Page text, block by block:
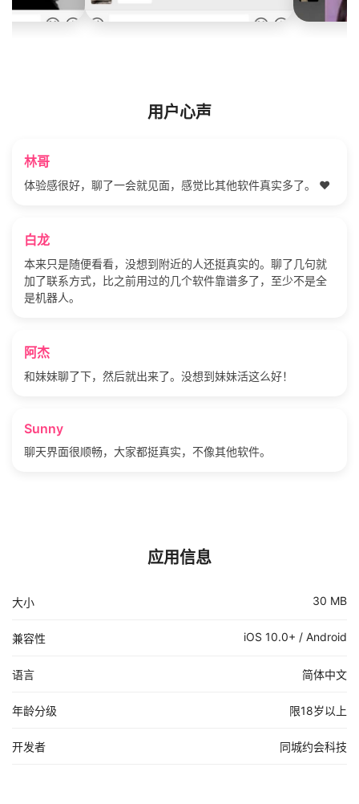
用户心声
林哥
体验感很好，聊了一会就见面，感觉比其他软件真实多了。 ❤️
白龙
本来只是随便看看，没想到附近的人还挺真实的。聊了几句就
加了联系方式，比之前用过的几个软件靠谱多了，至少不是全
是机器人。
阿杰
和妹妹聊了下，然后就出来了。没想到妹妹活这么好！
Sunny
聊天界面很顺畅，大家都挺真实，不像其他软件。
应用信息
大小 30 MB
兼容性 iOS 10.0+ / Android
语言 简体中文
年龄分级 限18岁以上
开发者 同城约会科技